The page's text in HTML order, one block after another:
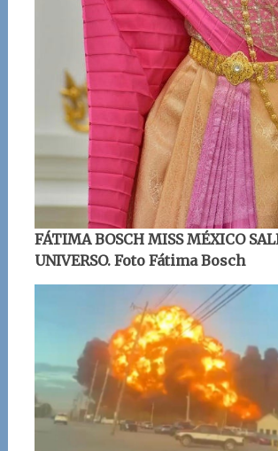
FÁTIMA BOSCH MISS MÉXICO
UNIVERSO. Foto Fátima Bosch